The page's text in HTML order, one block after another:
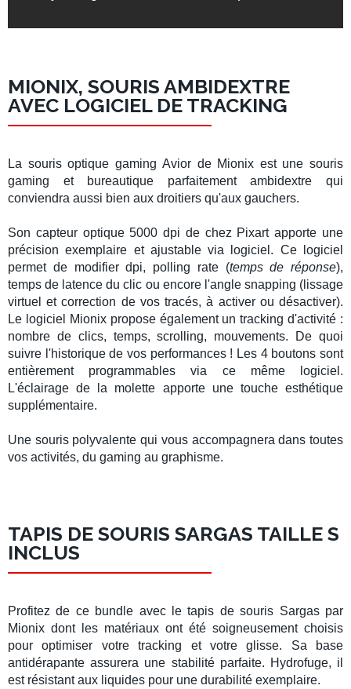
MIONIX, SOURIS AMBIDEXTRE
AVEC LOGICIEL DE TRACKING
La souris optique gamingAvior de Mionix est une souris
gaming et bureautique parfaitementambidextre qui
conviendra aussi bien aux droitiers qu'aux gauchers.
Son capteur optique 5000 dpi de chez Pixartapporte une
précision exemplaire et ajustable via logiciel. Ce logiciel
permet de modifierdpi, polling rate(temps de réponse),
temps de latence du clic ou encore l'angle snapping (lissage
virtuel et correction de vos tracés, à activer ou désactiver).
Le logiciel
Mionixpropose également untracking d'activité :
nombre de clics, temps, scrolling, mouvements. De quoi
suivre l'historique de vos performances ! Les 4 boutons sont
entièrement programmables via ce même logiciel.
L'éclairage de la molette apporte une touche esthétique
supplémentaire.
Une souris polyvalente qui vous accompagnera dans toutes
vos activités, du gaming au graphisme.
TAPIS DE SOURIS SARGAS TAILLE S
INCLUS
Profitez de ce bundle avec le tapis de souris Sargaspar
Mionix dont les matériaux ont été soigneusement choisis
pour optimiser votre tracking et votre glisse. Sa
base
antidérapante assurera une stabilité parfaite. Hydrofuge, il
est résistant aux liquides pour une durabilité exemplaire.